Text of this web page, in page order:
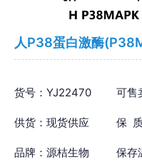
人P38蛋白激酶
货号：YJ22470 可售
供货：现货供应 保
品牌：源桔生物 保